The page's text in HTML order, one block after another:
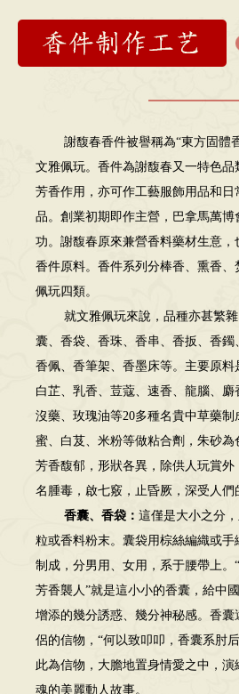
謝馥春香件被譽稱為“東方固體
文雅佩玩。香件為謝馥春又一特色品
芳香作用，亦可作工藝服飾用品和日
品。創業初期即作主營，巴拿馬萬博
功。謝馥春原來兼營香料藥材生意，
香件原料。香件系列分棒香、熏香、
佩玩四類。
就文雅佩玩來說，品種亦甚繁雜
囊、香袋、香珠、香串、香扳、香鐲
香佩、香筆架、香墨床等。主要原料
白芷、乳香、荳蔻、速香、龍腦、麝
沒藥、玫瑰油等20多種名貴中草藥制
蜜、白芨、米粉等做粘合劑，朱砂為
芳香馥郁，形狀各異，除供人玩賞外
名腫毒，啟七竅，止昏厥，深受人們
香囊、香袋： 這僅是大小之分
粒或香料粉末。囊袋用棕絲編織或手
制成，分男用、女用，系于腰帶上。
芳香襲人”就是這小小的香囊，給中
增添的幾分誘惑、幾分神秘感。香囊
侶的信物，“何以致叩叩，香囊系肘
此為信物，大膽地置身情愛之中，演
魂的美麗動人故事。